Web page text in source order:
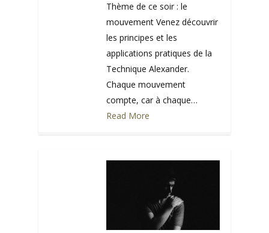
Thème de ce soir : le
mouvement Venez découvrir
les principes et les
applications pratiques de la
Technique Alexander.
Chaque mouvement
compte, car à chaque…
Read More